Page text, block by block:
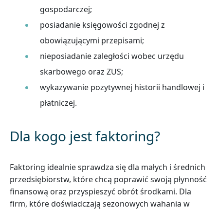
gospodarczej;
posiadanie księgowości zgodnej z
obowiązującymi przepisami;
nieposiadanie zaległości wobec urzędu
skarbowego oraz ZUS;
wykazywanie pozytywnej historii handlowej i
płatniczej.
Dla kogo jest faktoring?
Faktoring idealnie sprawdza się dla małych i średnich
przedsiębiorstw, które chcą poprawić swoją płynność
finansową oraz przyspieszyć obrót środkami. Dla
firm, które doświadczają sezonowych wahania w